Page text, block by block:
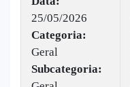
25/05/2026
Categoria:
Geral
Subcategoria: